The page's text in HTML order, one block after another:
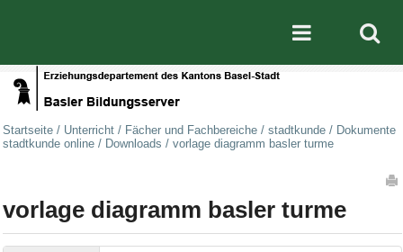
Mobile
Startseite / Unterricht / Fächer und Fachbereiche / stadtkunde / Dokumente
stadtkunde online / Downloads / vorlage diagramm basler turme
vorlage diagramm basler turme